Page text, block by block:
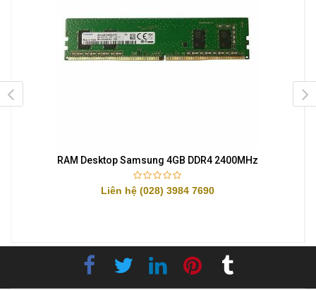
RAM Desktop Samsung 4GB DDR4 2400MHz
Liên hệ (028) 3984 7690